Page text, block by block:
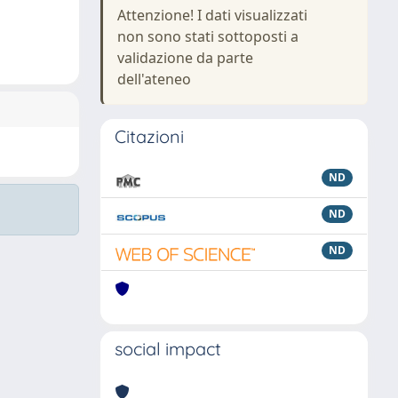
Attenzione! I dati visualizzati
non sono stati sottoposti a
validazione da parte
dell'ateneo
Citazioni
ND
ND
ND
social impact